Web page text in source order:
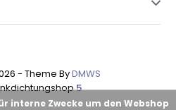
- Theme ByDMWS
5
interne Zwecke um den Webshop